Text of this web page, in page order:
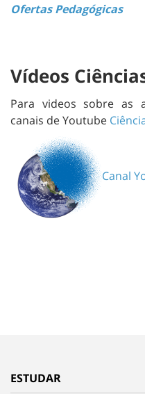
Ofertas Pedagógicas
Vídeos
Para videos sobre as
canais de Youtube
Canal
ESTUDAR